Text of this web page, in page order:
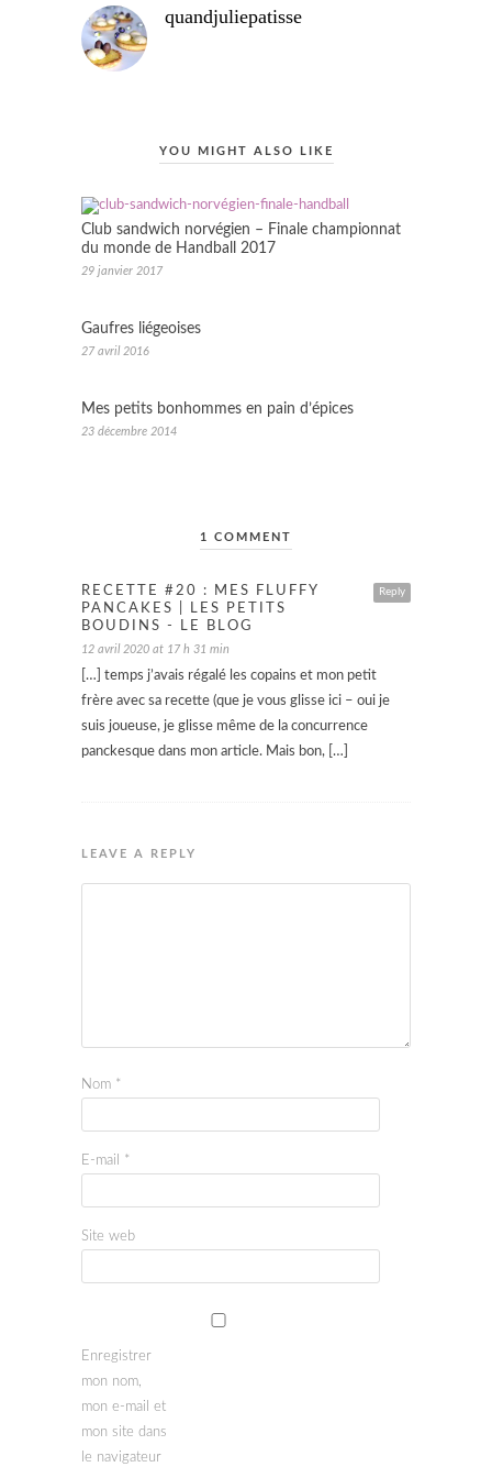
quandjuliepatisse
YOU MIGHT ALSO LIKE
Club sandwich norvégien – Finale championnat
du monde de Handball 2017
29 janvier 2017
Gaufres liégeoises
27 avril 2016
Mes petits bonhommes en pain d’épices
23 décembre 2014
1 COMMENT
Reply
RECETTE #20 : MES FLUFFY
PANCAKES | LES PETITS
BOUDINS - LE BLOG
12 avril 2020 at 17 h 31 min
[…] temps j’avais régalé les copains et mon petit
frère avec sa recette (que je vous glisse ici – oui je
suis joueuse, je glisse même de la concurrence
panckesque dans mon article. Mais bon, […]
LEAVE A REPLY
Nom *
E-mail *
Site web
Enregistrer
mon nom,
mon e-mail et
mon site dans
le navigateur